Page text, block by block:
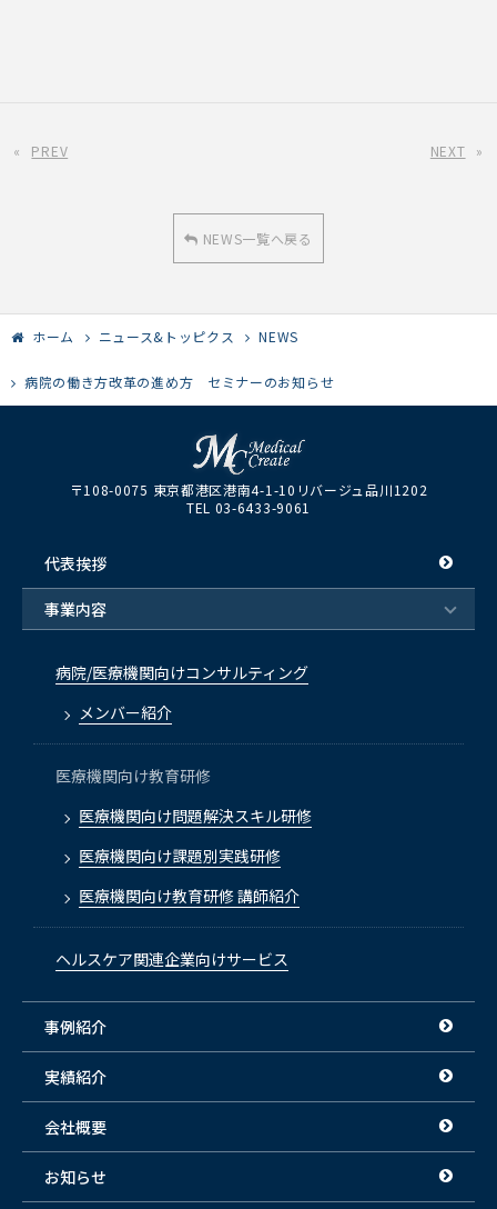
« PREV NEXT »
NEWS一覧へ戻る
ホーム ニュース&トッピクス NEWS
病院の働き方改革の進め方 セミナーのお知らせ
〒108-0075 東京都港区港南4-1-10リバージュ品川1202
TEL 03-6433-9061
代表挨拶
事業内容
病院/医療機関向けコンサルティング
メンバー紹介
医療機関向け教育研修
医療機関向け問題解決スキル研修
医療機関向け課題別実践研修
医療機関向け教育研修 講師紹介
ヘルスケア関連企業向けサービス
事例紹介
実績紹介
会社概要
お知らせ